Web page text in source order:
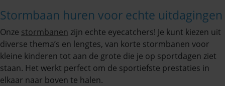
Stormbaan huren voor echte uitdagingen
Onze stormbanen zijn echte eyecatchers! Je kunt kiezen uit
diverse thema’s en lengtes, van korte stormbanen voor
kleine kinderen tot aan de grote die je op sportdagen ziet
staan. Het werkt perfect om de sportiefste prestaties in
elkaar naar boven te halen.